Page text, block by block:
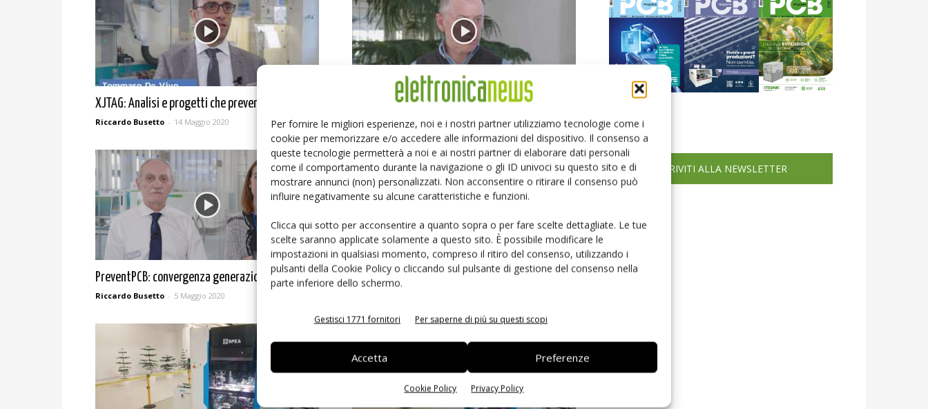
Per fornire le migliori esperienze, noi e i nostri partner utilizziamo tecnologie come i
cookie per memorizzare e/o accedere alle informazioni del dispositivo. Il consenso a
queste tecnologie permetterà a noi e ai nostri partner di elaborare dati personali
come il comportamento durante la navigazione o gli ID univoci su questo sito e di
mostrare annunci (non) personalizzati. Non acconsentire o ritirare il consenso può
influire negativamente su alcune caratteristiche e funzioni.
Clicca qui sotto per acconsentire a quanto sopra o per fare scelte dettagliate. Le tue
scelte saranno applicate solamente a questo sito. È possibile modificare le
impostazioni in qualsiasi momento, compreso il ritiro del consenso, utilizzando i
pulsanti della Cookie Policy o cliccando sul pulsante di gestione del consenso nella
parte inferiore dello schermo.
Gestisci 1771 fornitori Per saperne di più su questi scopi
Accetta Preferenze
Cookie Policy Privacy Policy
XJTAG: Analisi e progetti che prevengono i guasti
Riccardo Busetto - 14 Maggio 2020
PreventPCB: allargare i confini
Riccardo Busetto - 6 Maggio 2020
PreventPCB: convergenza generazionale
Riccardo Busetto - 5 Maggio 2020
Due parole con Fabio Curti di SPEA
ISCRIVITI ALLA NEWSLETTER